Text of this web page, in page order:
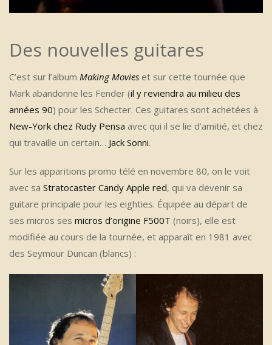
Des nouvelles guitares
C’est sur l’album Making Movies et sur cette tournée que
Mark abandonne les Fender (il y reviendra au milieu des
années 90) pour les Schecter. Ces guitares sont achetées à
New-York chez Rudy Pensa avec qui il se lie d’amitié, et chez
qui travaille un certain… Jack Sonni.
Sur les apparitions promo télé en novembre 80, on le voit
avec sa Stratocaster Candy Apple red, qui va devenir sa
guitare principale pour les eighties. Équipée au départ de
ses micros ses micros d’origine F500T (noirs), elle est
modifiée au cours de la tournée, et apparaît en 1981 avec
des Seymour Duncan (blancs) :